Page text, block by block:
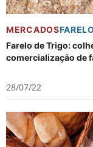
MERCADOS
Farelo de Trigo:
comercialização de
28/07/22